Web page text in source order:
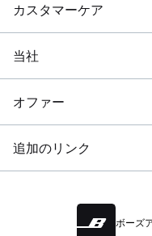
カスタマーケア
当社
オファー
追加のリンク
ボーズ